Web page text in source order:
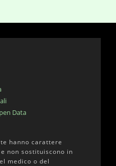
Data
hanno carattere
e non sostituiscono in
medico o del